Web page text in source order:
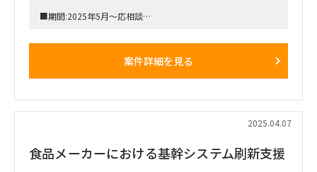
■期間:2025年5月～応相談
Serviceの企画検討が進行している。
・プロジェクト推進に向けてPMと協業し、プロジェクト推進
させる
案件詳細を見る
2025.04.07
食品メーカーにおける基幹システム刷新支援